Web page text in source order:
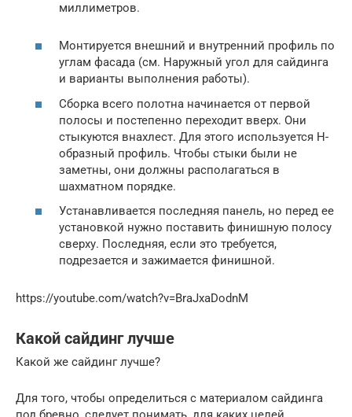
миллиметров.
Монтируется внешний и внутренний профиль по
углам фасада (см. Наружный угол для сайдинга
и варианты выполнения работы).
Сборка всего полотна начинается от первой
полосы и постепенно переходит вверх. Они
стыкуются внахлест. Для этого используется Н-
образный профиль. Чтобы стыки были не
заметны, они должны располагаться в
шахматном порядке.
Устанавливается последняя панель, но перед ее
установкой нужно поставить финишную полосу
сверху. Последняя, если это требуется,
подрезается и зажимается финишной.
https://youtube.com/watch?v=BraJxaDodnM
Какой сайдинг лучше
Какой же сайдинг лучше?
Для того, чтобы определиться с материалом сайдинга